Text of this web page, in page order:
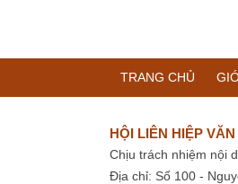
TRANG CHỦ
HỘI LIÊN HIỆP
Chịu trách nhiệm nội
Địa chỉ: Số 100 -